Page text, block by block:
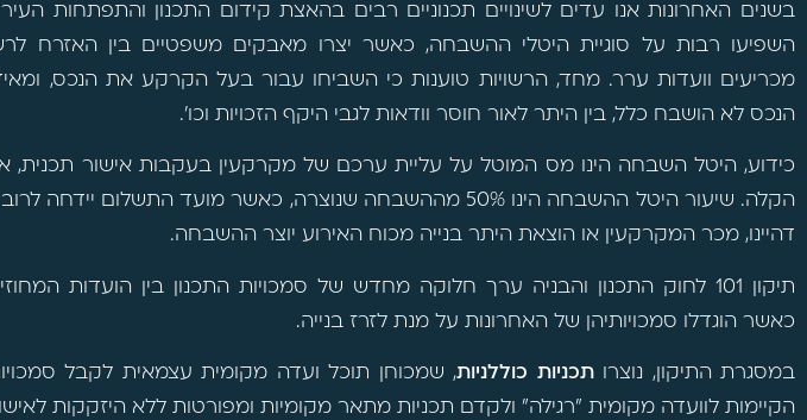
בשנים האחרונות אנו עדים לשינויים תכנוניים רבים בהאצת קידום התכנון והתפתחות העיר
השפיעו רבות על סוגיית היטלי ההשבחה, כאשר יצרו מאבקים משפטיים בין האזרח
מכריעים וועדות ערר. מחד, הרשויות טוענות כי השביחו עבור בעל הקרקע את הנכס,
הנכס לא הושבח כלל, בין היתר לאור חוסר וודאות לגבי היקף הזכויות וכו'.
כידוע, היטל השבחה הינו מס המוטל על עליית ערכם של מקרקעין בעקבות אישור תכנית,
הקלה. שיעור היטל ההשבחה הינו 50% מההשבחה שנוצרה, כאשר מועד התשלום
דהיינו, מכר המקרקעין או הוצאת היתר בנייה מכוח האירוע יוצר ההשבחה.
תיקון 101 לחוק התכנון והבניה ערך חלוקה מחדש של סמכויות התכנון בין הועדות
כאשר הוגדלו סמכויותיהן של האחרונות על מנת לזרז בנייה.
במסגרת התיקון, נוצרותכניות כוללניות, שמכוחן תוכל ועדה מקומית עצמאית לקבל
הקיימות לוועדה מקומית "רגילה" ולקדם תכניות מתאר מקומיות ומפורטות ללא היזקקות